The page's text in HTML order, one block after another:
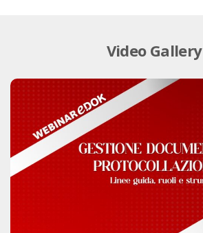
Video Gallery